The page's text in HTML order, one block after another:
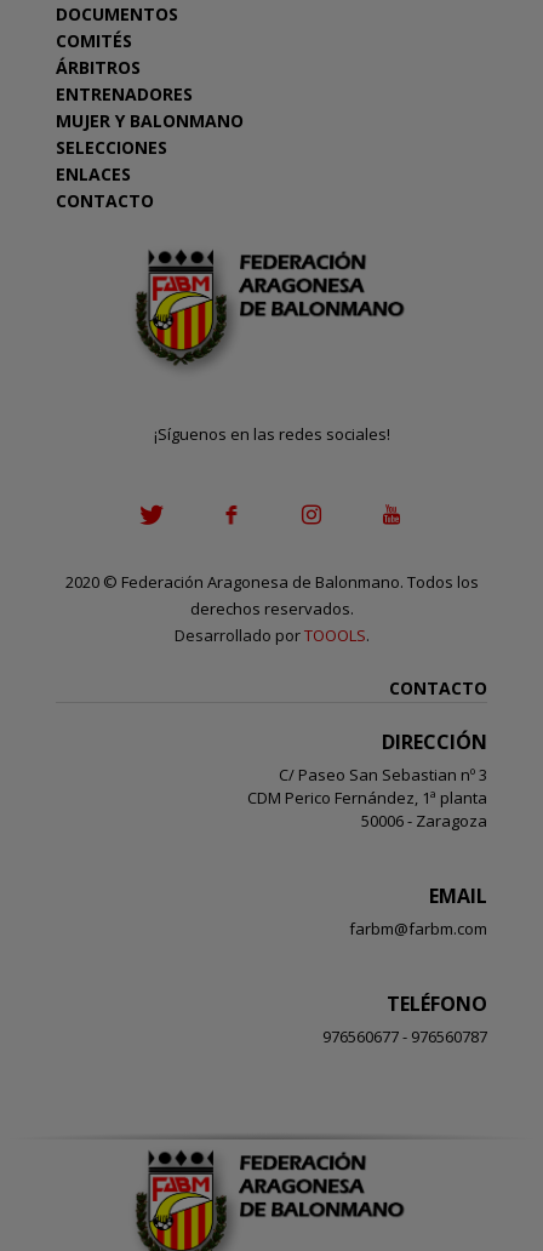
DOCUMENTOS
COMITÉS
ÁRBITROS
ENTRENADORES
MUJER Y BALONMANO
SELECCIONES
ENLACES
CONTACTO
¡Síguenos en las redes sociales!
2020 © Federación Aragonesa de Balonmano. Todos los
derechos reservados.
Desarrollado porTOOOLS.
CONTACTO
DIRECCIÓN
C/ Paseo San Sebastian nº 3
CDM Perico Fernández, 1ª planta
50006 - Zaragoza
EMAIL
farbm@farbm.com
TELÉFONO
976560677 - 976560787